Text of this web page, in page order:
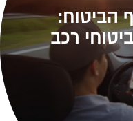
הביטוח:
רכב